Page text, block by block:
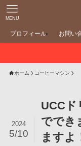
MENU
プロフィール お問い
ホーム コーヒーマシン
UCCド
ででき
ますよ
2024
5/10